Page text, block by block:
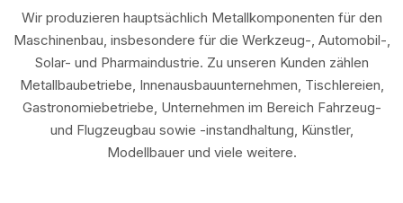
Wir produzieren hauptsächlich Metallkomponenten für den
Maschinenbau, insbesondere für die Werkzeug-, Automobil-,
Solar- und Pharmaindustrie. Zu unseren Kunden zählen
Metallbaubetriebe, Innenausbauunternehmen, Tischlereien,
Gastronomiebetriebe, Unternehmen im Bereich Fahrzeug-
und Flugzeugbau sowie -instandhaltung, Künstler,
Modellbauer und viele weitere.